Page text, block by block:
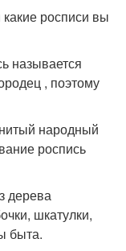
росписи вы
называется
, поэтому
народный
роспись
дерева
шкатулки,
быта.